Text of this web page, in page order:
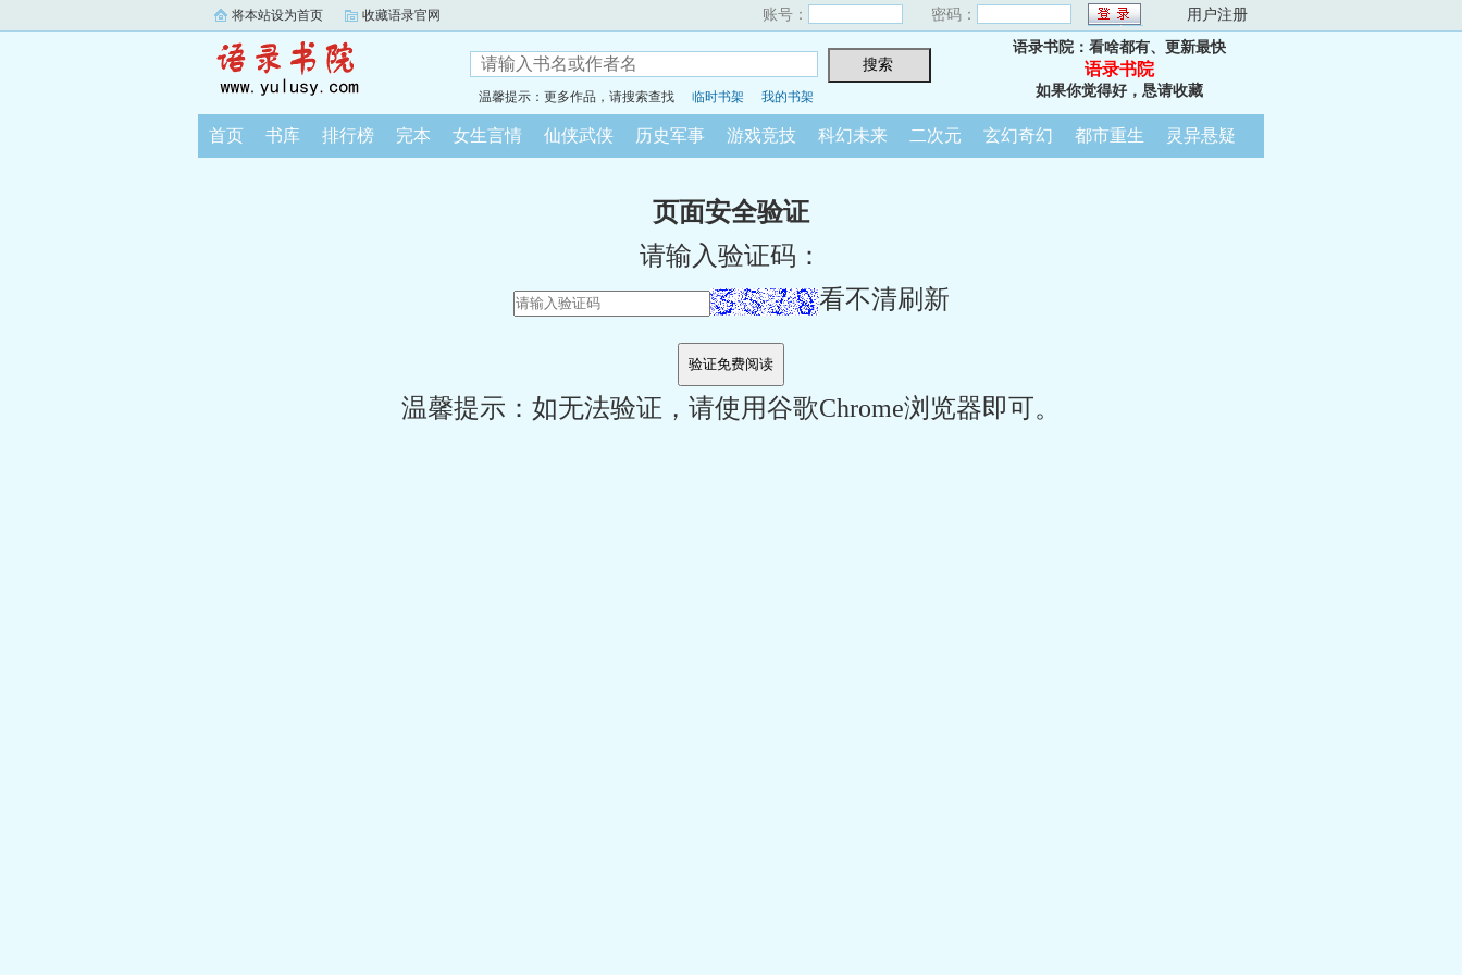
将本站设为首页 收藏语录官网 账号： 密码： 用户注册
温馨提示：更多作品，请搜索查找 临时书架 我的书架
语录书院：看啥都有、更新最快
语录书院
如果你觉得好，恳请收藏
首页 书库 排行榜 完本 女生言情 仙侠武侠 历史军事 游戏竞技 科幻未来 二次元 玄幻奇幻 都市重生 灵异悬疑
页面安全验证
请输入验证码：
看不清刷新
温馨提示：如无法验证，请使用谷歌Chrome浏览器即可。